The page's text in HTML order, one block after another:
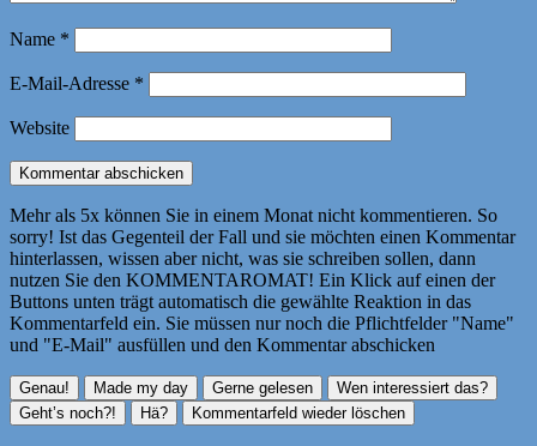
Name *
E-Mail-Adresse *
Website
Mehr als 5x können Sie in einem Monat nicht kommentieren. So
sorry! Ist das Gegenteil der Fall und sie möchten einen Kommentar
hinterlassen, wissen aber nicht, was sie schreiben sollen, dann
nutzen Sie den KOMMENTAROMAT! Ein Klick auf einen der
Buttons unten trägt automatisch die gewählte Reaktion in das
Kommentarfeld ein. Sie müssen nur noch die Pflichtfelder "Name"
und "E-Mail" ausfüllen und den Kommentar abschicken